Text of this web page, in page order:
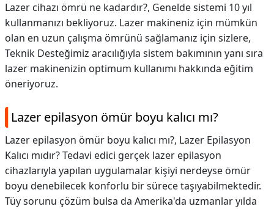
Lazer cihazı ömrü ne kadardır?, Genelde sistemi 10 yıl
kullanmanızı bekliyoruz. Lazer makineniz için mümkün
olan en uzun çalışma ömrünü sağlamanız için sizlere,
Teknik Desteğimiz aracılığıyla sistem bakımının yanı sıra
lazer makinenizin optimum kullanımı hakkında eğitim
öneriyoruz.
Lazer epilasyon ömür boyu kalıcı mı?
Lazer epilasyon ömür boyu kalıcı mı?, Lazer Epilasyon
Kalıcı mıdır? Tedavi edici gerçek lazer epilasyon
cihazlarıyla yapılan uygulamalar kişiyi nerdeyse ömür
boyu denebilecek konforlu bir sürece taşıyabilmektedir.
Tüy sorunu çözüm bulsa da Amerika'da uzmanlar yılda